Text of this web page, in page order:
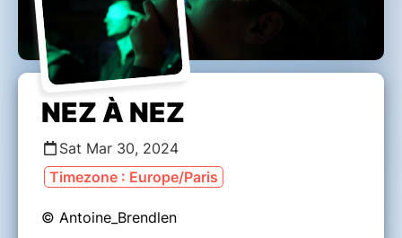
NEZ À NEZ
Sat Mar 30, 2024
Timezone : Europe/Paris
© Antoine_Brendlen